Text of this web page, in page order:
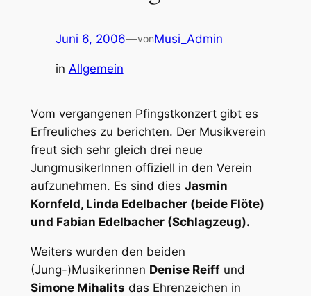
Juni 6, 2006—vonMusi_Admin
in Allgemein
Vom vergangenen Pfingstkonzert gibt es
Erfreuliches zu berichten. Der Musikverein
freut sich sehr gleich drei neue
JungmusikerInnen offiziell in den Verein
aufzunehmen. Es sind dies Jasmin
Kornfeld, Linda Edelbacher (beide Flöte)
und Fabian Edelbacher (Schlagzeug).
Weiters wurden den beiden
(Jung-)Musikerinnen Denise Reiffund
Simone Mihalits das Ehrenzeichen in